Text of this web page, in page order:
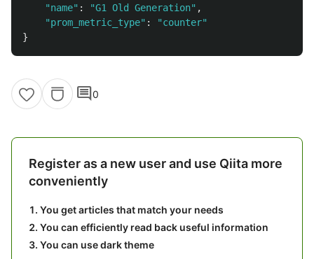
"name" : "G1 Old Generation" ,
"prom_metric_type" : "counter"
}
comment0
Register as a new user and use Qiita more
conveniently
You get articles that match your needs
You can efficiently read back useful information
You can use dark theme